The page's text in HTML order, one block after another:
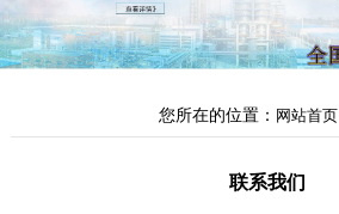
您所在的位置： 网站首页
联系我们